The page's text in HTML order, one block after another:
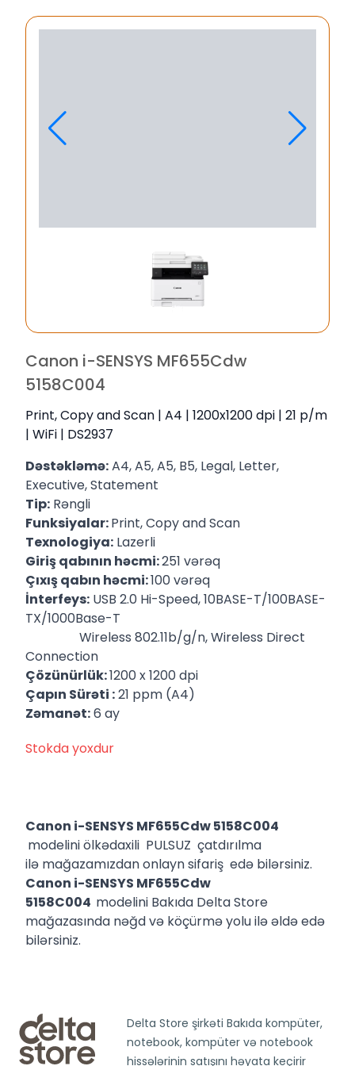
Canon i-SENSYS MF655Cdw
5158C004
Print, Copy and Scan | A4 | 1200x1200 dpi | 21 p/m
| WiFi | DS2937
Dəstəkləmə:A4, A5, A5, B5, Legal, Letter,
Executive, Statement
Tip: Rəngli
Funksiyalar:Print, Copy and Scan
Texnologiya: Lazerli
Giriş qabının həcmi:251 vərəq
Çıxış qabın həcmi:100 vərəq
İnterfeys: USB 2.0 Hi-Speed, 10BASE-T/100BASE-
TX/1000Base-T
Wireless 802.11b/g/n, Wireless Direct
Connection
Çözünürlük:1200 x 1200 dpi
Çapın Sürəti :21 ppm (A4)
Zəmanət:6 ay
Stokda yoxdur
Canon i-SENSYS MF655Cdw 5158C004
modelini ölkədaxili PULSUZ çatdırılma
ilə mağazamızdan onlayn sifariş edə bilərsiniz.
Canon i-SENSYS MF655Cdw
5158C004 modelini Bakıda Delta Store
mağazasında nəğd və köçürmə yolu ilə əldə edə
bilərsiniz.
Delta Store şirkəti Bakıda kompüter,
notebook, kompüter və notebook
hissələrinin satışını həyata keçirir